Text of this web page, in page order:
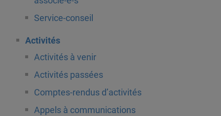
Service-conseil
Activités
Activités à venir
Activités passées
Comptes-rendus d’activités
Appels à communications